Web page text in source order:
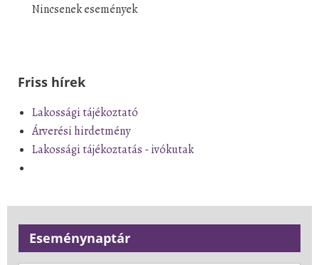
Nincsenek események
Friss hírek
Lakossági tájékoztató
Árverési hirdetmény
Lakossági tájékoztatás - ivókutak
Eseménynaptár